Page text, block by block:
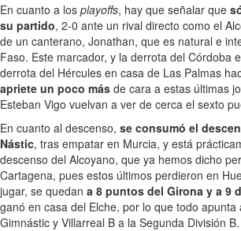
En cuanto a los playoffs, hay que señalar que
su partido, 2-0 ante un rival directo como el
de un canterano, Jonathan, que es natural e
Faso. Este marcador, y la derrota del Córdoba
derrota del Hércules en casa de Las Palmas
apriete un poco más de cara a estas últimas
Esteban Vigo vuelvan a ver de cerca el sexto
En cuanto al descenso, se consumó el
Nástic, tras empatar en Murcia, y está
descenso del Alcoyano, que ya hemos dicho
Cartagena, pues estos últimos perdieron en
jugar, se quedan a 8 puntos del Girona y a 9
ganó en casa del Elche, por lo que todo
Gimnástic y Villarreal B a la Segunda División B.